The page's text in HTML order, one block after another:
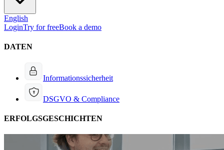
English
LoginTry for freeBook a demo
DATEN
Informationssicherheit
DSGVO & Compliance
ERFOLGSGESCHICHTEN